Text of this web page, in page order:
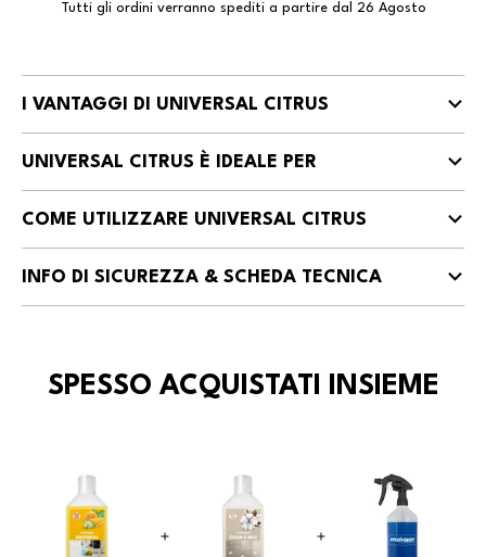
Tutti gli ordini verranno spediti a partire dal 26 Agosto
I VANTAGGI DI UNIVERSAL CITRUS
UNIVERSAL CITRUS È IDEALE PER
COME UTILIZZARE UNIVERSAL CITRUS
INFO DI SICUREZZA & SCHEDA TECNICA
SPESSO ACQUISTATI INSIEME